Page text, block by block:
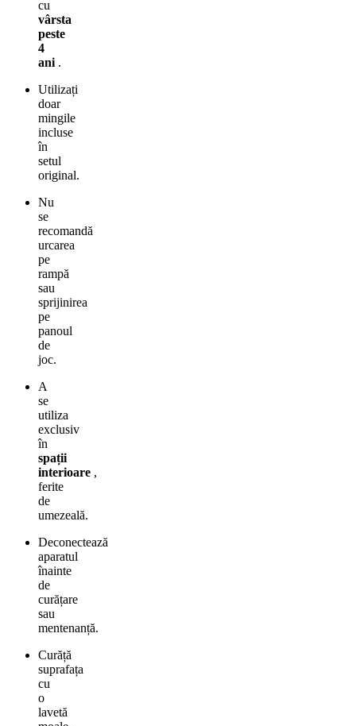
cu
vârsta
peste
4
ani .
Utilizați
doar
mingile
incluse
în
setul
original.
Nu
se
recomandă
urcarea
pe
rampă
sau
sprijinirea
pe
panoul
de
joc.
A
se
utiliza
exclusiv
în
spații
interioare ,
ferite
de
umezeală.
Deconectează
aparatul
înainte
de
curățare
sau
mentenanță.
Curăță
suprafața
cu
o
lavetă